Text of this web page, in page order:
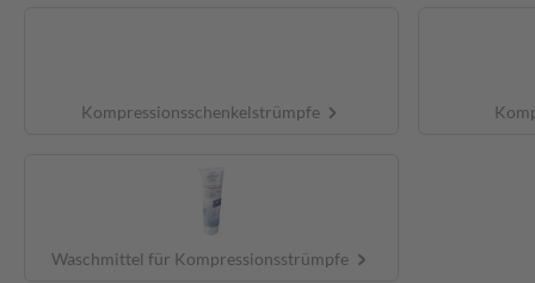
Kompressionsschenkelstrümpfe
Waschmittel für Kompressionsstrümpfe